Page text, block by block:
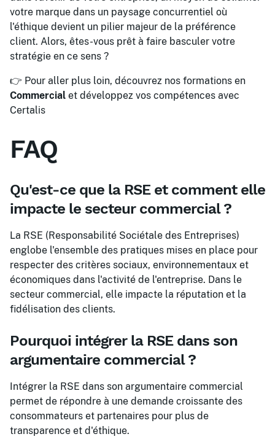
votre marque dans un paysage concurrentiel où
l'éthique devient un pilier majeur de la préférence
client. Alors, êtes-vous prêt à faire basculer votre
stratégie en ce sens ?
👉 Pour aller plus loin, découvrez nos formations en
Commercial et développez vos compétences avec
Certalis
FAQ
Qu'est-ce que la RSE et comment elle
impacte le secteur commercial ?
La RSE (Responsabilité Sociétale des Entreprises)
englobe l'ensemble des pratiques mises en place pour
respecter des critères sociaux, environnementaux et
économiques dans l'activité de l'entreprise. Dans le
secteur commercial, elle impacte la réputation et la
fidélisation des clients.
Pourquoi intégrer la RSE dans son
argumentaire commercial ?
Intégrer la RSE dans son argumentaire commercial
permet de répondre à une demande croissante des
consommateurs et partenaires pour plus de
transparence et d'éthique.